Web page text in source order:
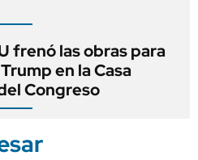
frenó las obras para
en la Casa
Congreso